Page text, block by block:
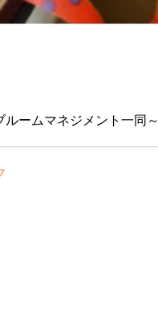
ルームマネジメント一同～